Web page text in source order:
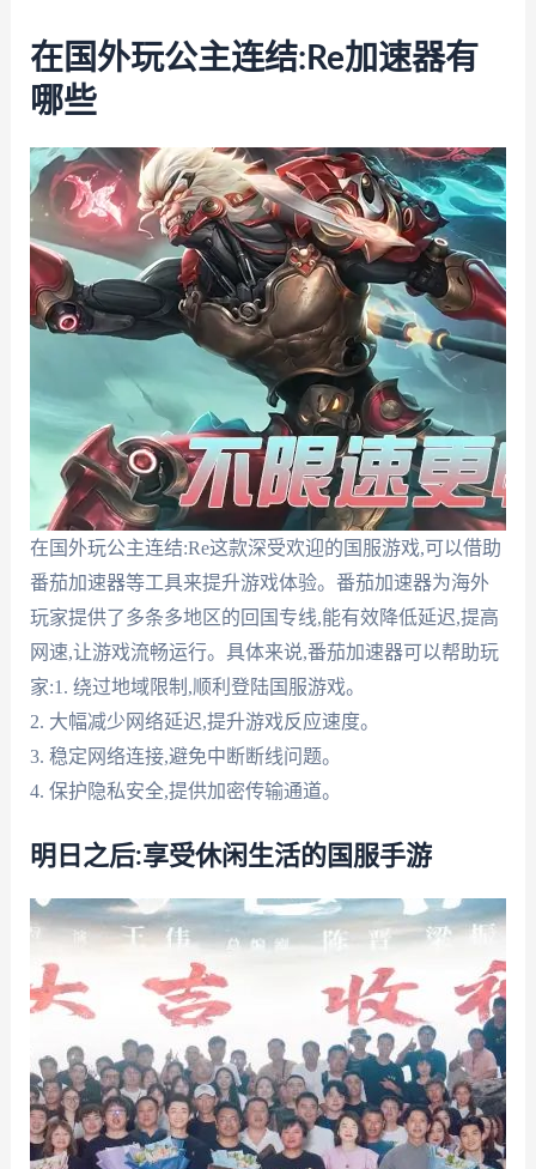
在国外玩公主连结:Re加速器有
哪些
在国外玩公主连结:Re这款深受欢迎的国服游戏,可以借助
番茄加速器等工具来提升游戏体验。番茄加速器为海外
玩家提供了多条多地区的回国专线,能有效降低延迟,提高
网速,让游戏流畅运行。具体来说,番茄加速器可以帮助玩
家:1. 绕过地域限制,顺利登陆国服游戏。
2. 大幅减少网络延迟,提升游戏反应速度。
3. 稳定网络连接,避免中断断线问题。
4. 保护隐私安全,提供加密传输通道。
明日之后:享受休闲生活的国服手游